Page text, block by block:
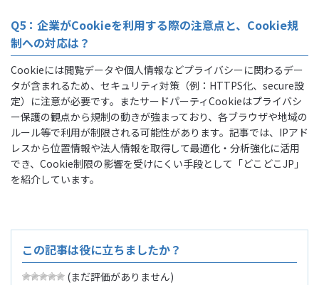
Q5：企業がCookieを利用する際の注意点と、Cookie規
制への対応は？
Cookieには閲覧データや個人情報などプライバシーに関わるデー
タが含まれるため、セキュリティ対策（例：HTTPS化、secure設
定）に注意が必要です。またサードパーティCookieはプライバシ
ー保護の観点から規制の動きが強まっており、各ブラウザや地域の
ルール等で利用が制限される可能性があります。記事では、IPアド
レスから位置情報や法人情報を取得して最適化・分析強化に活用
でき、Cookie制限の影響を受けにくい手段として「どこどこJP」
を紹介しています。
この記事は役に立ちましたか？
(まだ評価がありません)